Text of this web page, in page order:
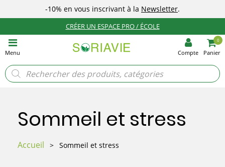
-10% en vous inscrivant à la Newsletter.
CRÉER UN ESPACE PRO / ÉCOLE
Menu Compte
0
Panier
Recherche
de
produits
Accueil > Sommeil et stress
Sommeil et stress